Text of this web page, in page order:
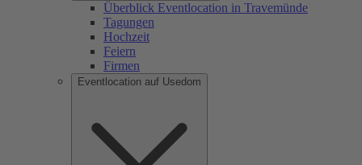
Überblick Eventlocation in Travemünde
Tagungen
Hochzeit
Feiern
Firmen
Eventlocation auf Usedom